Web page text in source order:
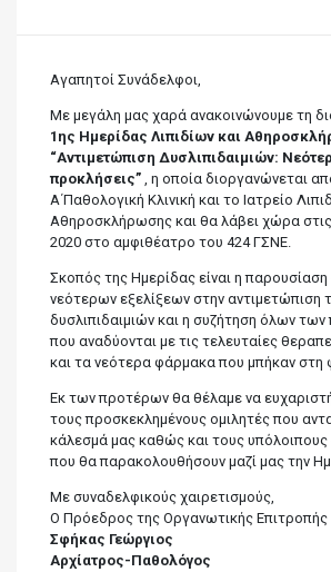
Αγαπητοί Συνάδελφοι,
Με μεγάλη μας χαρά ανακοινώνουμε τη
1ης Ημερίδας Λιπιδίων και
“Αντιμετώπιση Δυσλιπιδαιμιών:
προκλήσεις” , η οποία διοργανώνεται
Α΄Παθολογική Κλινική και το Ιατρείο
Αθηροσκλήρωσης και θα λάβει χώρα στις
2020 στο αμφιθέατρο του 424 ΓΣΝΕ.
Σκοπός της Ημερίδας είναι η
νεότερων εξελίξεων στην αντιμετώπιση
δυσλιπιδαιμιών και η συζήτηση όλων
που αναδύονται με τις τελευταίες
και τα νεότερα φάρμακα που μπήκαν στη
Εκ των προτέρων θα θέλαμε να
τους προσκεκλημένους ομιλητές που
κάλεσμά μας καθώς και τους
που θα παρακολουθήσουν μαζί μας την
Με συναδελφικούς χαιρετισμούς,
Ο Πρόεδρος της Οργανωτικής Επιτροπής
Σφήκας Γεώργιος
Αρχίατρος-Παθολόγος